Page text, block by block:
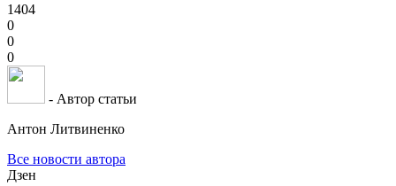
1404
0
0
0
- Автор статьи
Антон Литвиненко
Все новости автора
Дзен